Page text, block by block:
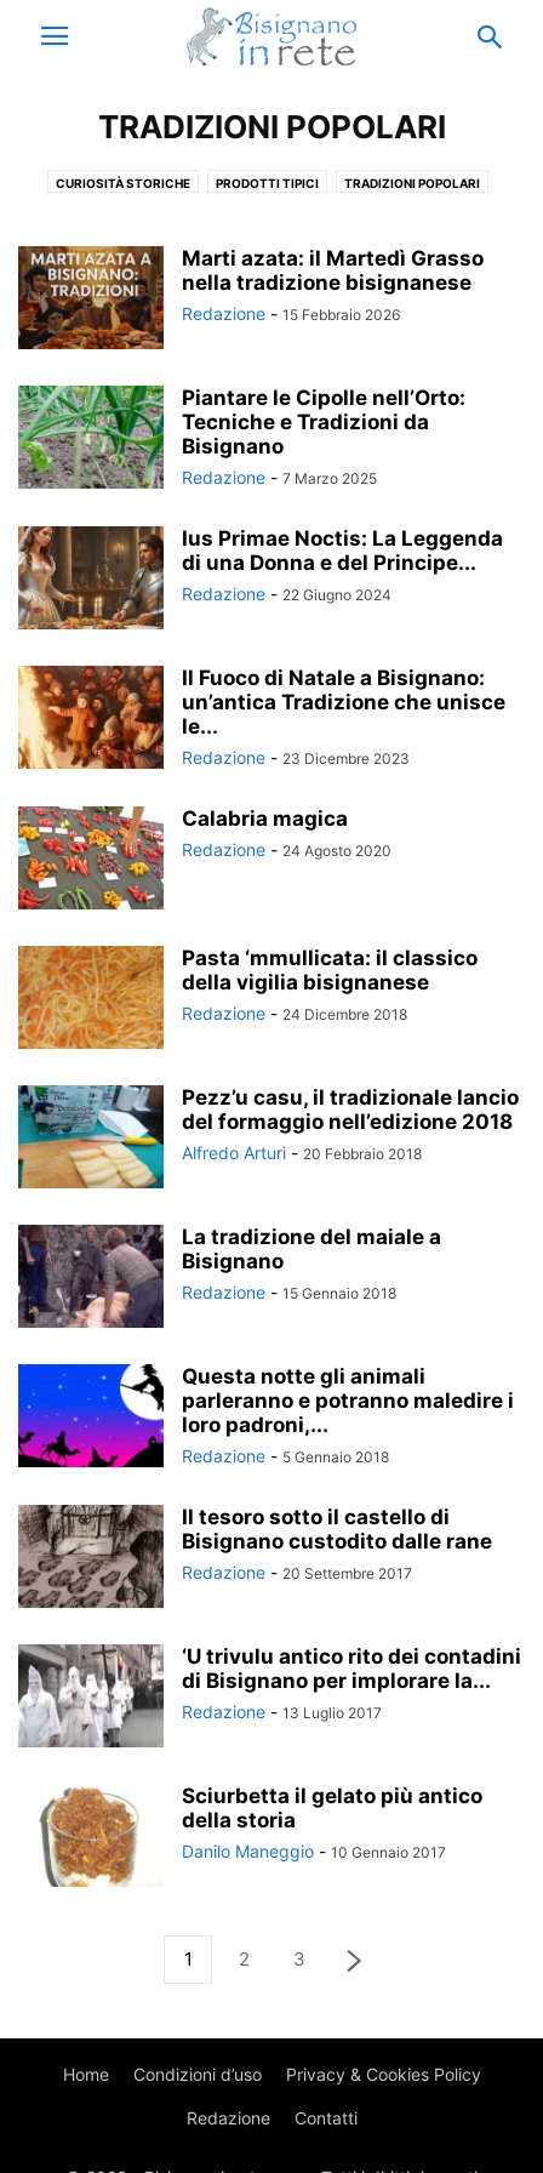
TRADIZIONI POPOLARI
CURIOSITÀ STORICHE PRODOTTI TIPICI TRADIZIONI POPOLARI
Marti azata: il Martedì Grasso
nella tradizione bisignanese
Redazione - 15 Febbraio 2026
Piantare le Cipolle nell’Orto:
Tecniche e Tradizioni da
Bisignano
Redazione - 7 Marzo 2025
Ius Primae Noctis: La Leggenda
di una Donna e del Principe...
Redazione - 22 Giugno 2024
Il Fuoco di Natale a Bisignano:
un’antica Tradizione che unisce
le...
Redazione - 23 Dicembre 2023
Calabria magica
Redazione - 24 Agosto 2020
Pasta ‘mmullicata: il classico
della vigilia bisignanese
Redazione - 24 Dicembre 2018
Pezz’u casu, il tradizionale lancio
del formaggio nell’edizione 2018
Alfredo Arturi - 20 Febbraio 2018
La tradizione del maiale a
Bisignano
Redazione - 15 Gennaio 2018
Questa notte gli animali
parleranno e potranno maledire i
loro padroni,...
Redazione - 5 Gennaio 2018
Il tesoro sotto il castello di
Bisignano custodito dalle rane
Redazione - 20 Settembre 2017
‘U trivulu antico rito dei contadini
di Bisignano per implorare la...
Redazione - 13 Luglio 2017
Sciurbetta il gelato più antico
della storia
Danilo Maneggio - 10 Gennaio 2017
1 2 3
Home Condizioni d’uso Privacy & Cookies Policy
Redazione Contatti